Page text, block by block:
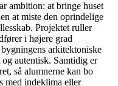
ambition: at bringe huset
at miste den oprindelige
Projektet ruller
i højere grad
arkitektoniske
autentisk. Samtidig er
så alumnerne kan bo
med indeklima eller